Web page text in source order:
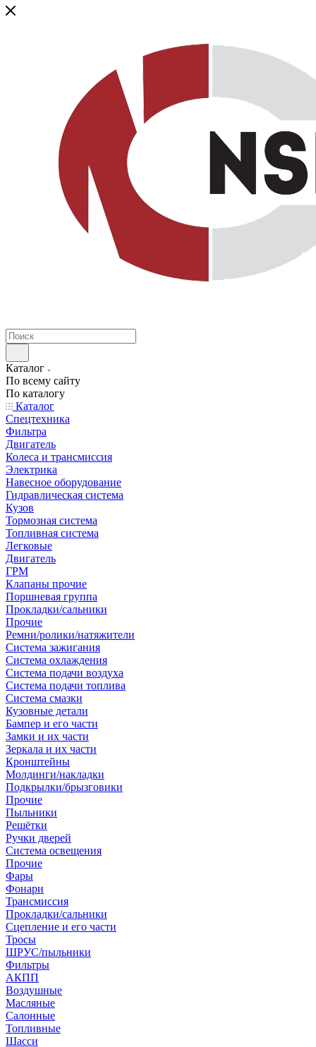
Каталог
По всему сайту
По каталогу
Каталог
Спецтехника
Фильтра
Двигатель
Колеса и трансмиссия
Электрика
Навесное оборудование
Гидравлическая система
Кузов
Тормозная система
Топливная система
Легковые
Двигатель
ГРМ
Клапаны прочие
Поршневая группа
Прокладки/сальники
Прочие
Ремни/ролики/натяжители
Система зажигания
Система охлаждения
Система подачи воздуха
Система подачи топлива
Система смазки
Кузовные детали
Бампер и его части
Замки и их части
Зеркала и их части
Кронштейны
Молдинги/накладки
Подкрылки/брызговики
Прочие
Пыльники
Решётки
Ручки дверей
Система освещения
Прочие
Фары
Фонари
Трансмиссия
Прокладки/сальники
Сцепление и его части
Тросы
ШРУС/пыльники
Фильтры
АКПП
Воздушные
Масляные
Салонные
Топливные
Шасси